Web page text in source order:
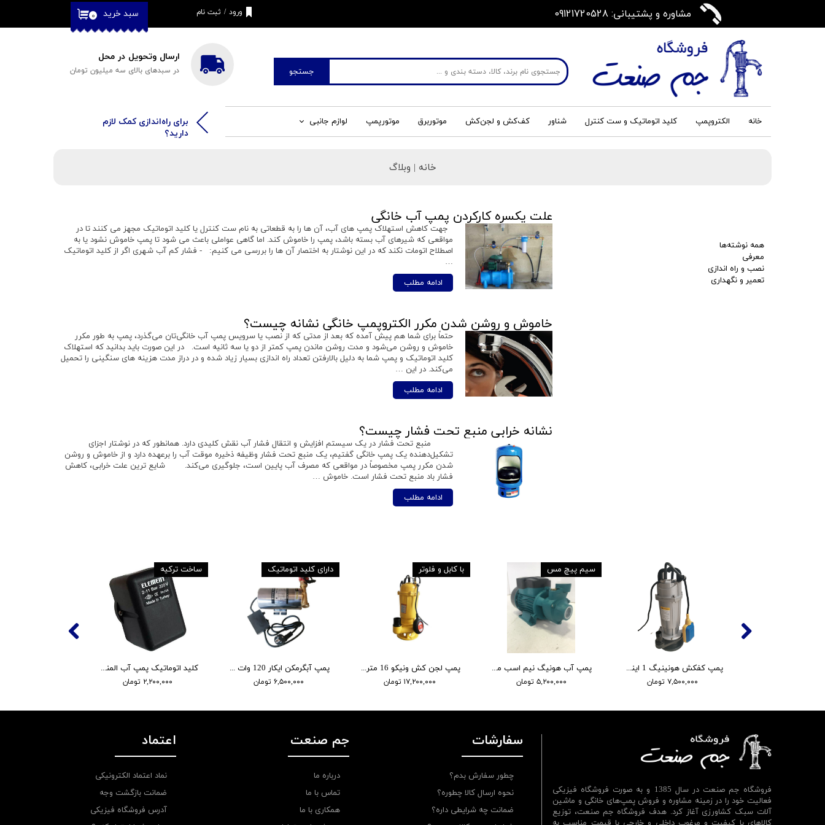
جستجو
ارسال وتحویل در محل
در سبدهای بالای سه میلیون تومان
مشاوره و پشتیبانی: 09121720528 ۰ سبد خرید ورود / ثبت نام
حساب کاربری من
تغییر گذر واژه
سفارشات
کاربری
خانه الکتروپمپ کلید اتوماتیک و ست کنترل شناور کف‌کش و لجن‌کش موتوربرق موتورپمپ لوازم جانبی
​​برای راه‌اندازی کمک لازم
دارید؟
خانه | وبلاگ
علت یکسره کارکردن پمپ آب خانگی
جهت کاهش استهلاک پمپ های آب، آن ها را به قطعاتی به نام ست کنترل یا کلید اتوماتیک مجهز می کنند تا در
مواقعی که شیرهای آب بسته باشد، پمپ را خاموش کند. اما گاهی عواملی باعث می شود تا پمپ خاموش نشود یا به
اصطلاح اتومات نکند که در این نوشتار به اختصار آن ها را بررسی می کنیم: - فشار کم آب شهری اگر از کلید اتوماتیک
…
ادامه مطلب
خاموش و روشن شدن مکرر الکتروپمپ خانگی نشانه چیست؟
حتماً برای شما هم پیش آمده که بعد از مدتی که از نصب یا سرویس پمپ آب خانگی‌تان می‌گذرد، پمپ به طور مکرر
خاموش و روشن می‌شود و مدت روشن ماندن پمپ کمتر از دو یا سه ثانیه است. در این صورت باید بدانید که استهلاک
کلید اتوماتیک و پمپ شما به دلیل بالارفتن تعداد راه اندازی بسیار زیاد شده و در دراز مدت هزینه های سنگینی را تحمیل
می‌کند. در این …
ادامه مطلب
نشانه خرابی منبع تحت فشار چیست؟
منبع تحت فشار در یک سیستم افزایش و انتقال فشار آب نقش کلیدی دارد. همانطور که در نوشتار اجزای
تشکیل‌دهنده یک پمپ خانگی گفتیم، یک منبع تحت فشار وظیفه ذخیره موقت آب را برعهده دارد و از خاموش و روشن
شدن مکرر پمپ مخصوصاً در مواقعی که مصرف آب پایین است، جلوگیری می‌کند. شایع ترین علت خرابی، کاهش
فشار باد منبع تحت فشار است. خاموش …
ادامه مطلب
کلید اتوماتیک پمپ آب المنت مدل 2-11 بار
۲,۲۰۰,۰۰۰ تومان
ساخت ترکیه
پمپ آبگرمکن ایکار 120 وات مدل AE15G-15B
۶,۵۰۰,۰۰۰ تومان
دارای کلید اتوماتیک
پمپ لجن کش ونیکو 16 متری 2 اینچ مدل WQD10-16-0.75F
۱۷,۲۰۰,۰۰۰ تومان
با کابل و فلوتر
پمپ آب هونیگ نیم اسب مدل QB60 سیم مس
۵,۲۰۰,۰۰۰ تومان
سیم پیچ مس
پمپ کفکش هونینیگ 1 اینچ. 16 متری مدل QDX1.5-16-37F
۷,۵۰۰,۰۰۰ تومان
همه نوشته‌ها
معرفی
نصب و راه اندازی
تعمیر و نگهداری
فروشگاه جم صنعت در سال 1385 و به صورت فروشگاه فیزیکی
فعالیت خود را در زمینه مشاوره و فروش پمپ‌های خانگی و ماشین
آلات سبک کشاورزی آغاز کرد. هدف فروشگاه جم صنعت، توزیع
سفارشات
چطور سفارش بدم؟
نحوه ارسال کالا چطوره؟
ضمانت چه شرایطی داره؟
اعتماد
نماد اعتماد الکترونیکی
ضمانت بازگشت وجه
آدرس فروشگاه فیزیکی
جم صنعت
درباره ما
تماس با ما
همکاری با ما